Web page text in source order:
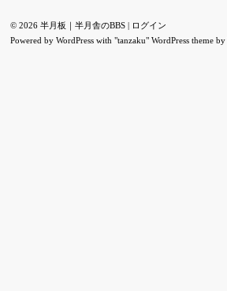
© 2026 半月板｜半月舎のBBS | ログイン
Powered by WordPresswith "tanzaku" WordPress theme by